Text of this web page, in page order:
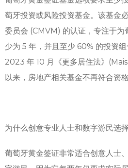
萄牙投资或风险投资基金。该基金
委员会 (CMVM) 的认证，专注于为
少为 5 年，并且至少 60% 的投资
2023 年 10 月《更多居住法》
以来，房地产相关基金不再符合资格
为什么创意专业人士和数字游民选
葡萄牙黄金签证非常适合创意人士